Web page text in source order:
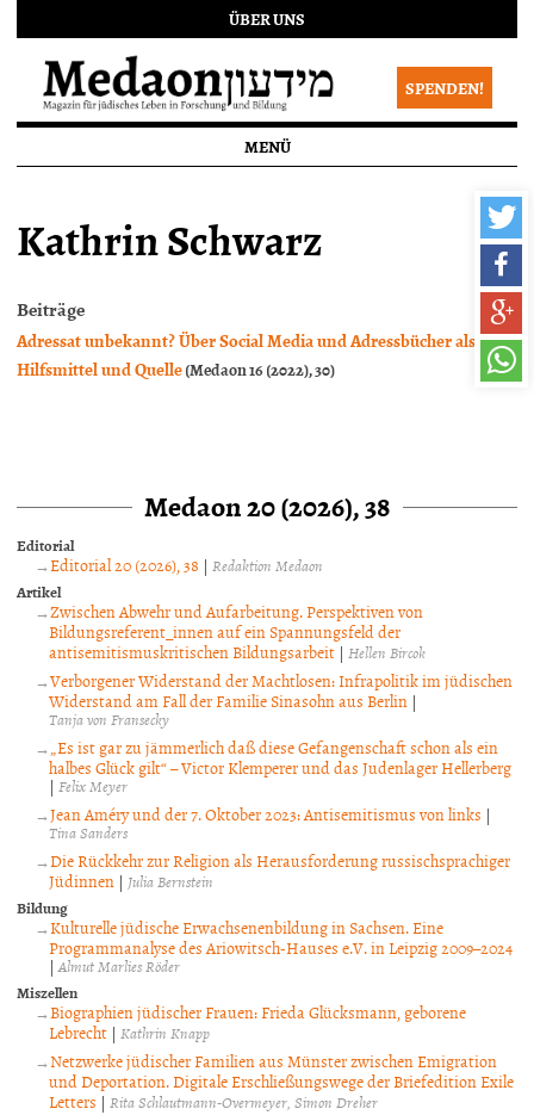
ÜBER UNS
SPENDEN!
MENÜ
Kathrin Schwarz
Beiträge
Adressat unbekannt? Über Social Media und Adressbücher als
Hilfsmittel und Quelle(Medaon 16 (2022), 30)
Medaon 20 (2026), 38
Editorial
Editorial 20 (2026), 38 |Redaktion Medaon
Artikel
Zwischen Abwehr und Aufarbeitung. Perspektiven von
Bildungsreferent_innen auf ein Spannungsfeld der
antisemitismuskritischen Bildungsarbeit | Hellen Bircok
Verborgener Widerstand der Machtlosen: Infrapolitik im jüdischen
Widerstand am Fall der Familie Sinasohn aus Berlin |
Tanja von Fransecky
„Es ist gar zu jämmerlich daß diese Gefangenschaft schon als ein
halbes Glück gilt“ – Victor Klemperer und das Judenlager Hellerberg
| Felix Meyer
Jean Améry und der 7. Oktober 2023: Antisemitismus von links |
Tina Sanders
Die Rückkehr zur Religion als Herausforderung russischsprachiger
Jüdinnen | Julia Bernstein
Bildung
Kulturelle jüdische Erwachsenenbildung in Sachsen. Eine
Programmanalyse des Ariowitsch-Hauses e.V. in Leipzig 2009–2024
|Almut Marlies Röder
Miszellen
Biographien jüdischer Frauen: Frieda Glücksmann, geborene
Lebrecht | Kathrin Knapp
Netzwerke jüdischer Familien aus Münster zwischen Emigration
und Deportation. Digitale Erschließungswege der Briefedition Exile
Letters | Rita Schlautmann-Overmeyer Simon Dreher